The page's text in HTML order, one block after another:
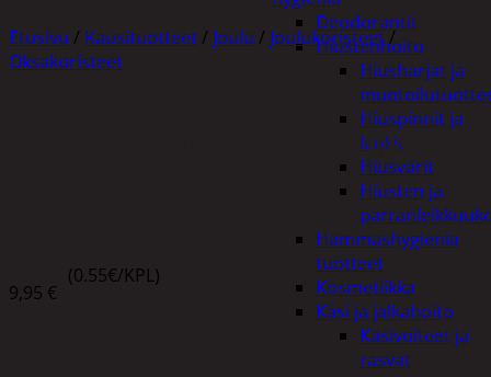
Deodorantit
Hiustenhoito
Hiusharjat ja
Hiuspinnit ja
lenkit
Hiusvärit
Hiusten ja
Hammashygienia
tuotteet
Kosmetiikka
Käsi ja jalkahoito
Käsivoiteet ja
rasvat
Etusivu / Kausituotteet / Joulu / Joulukoristeet/
Oksakoristeet
WINTERIA KUUSENPALLO MIX 8CM 18KPL
9,95 €
(0.55€/KPL)